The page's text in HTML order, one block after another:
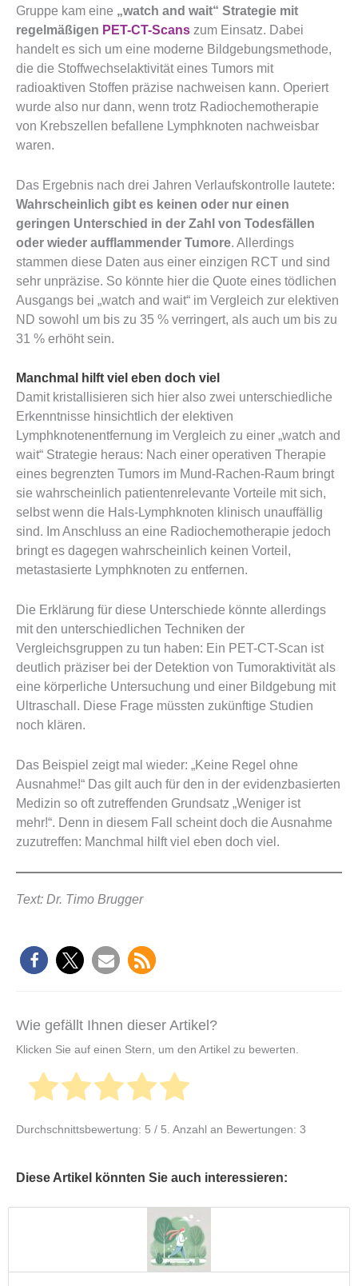
Gruppe kam eine „watch and wait“ Strategie mit
regelmäßigen PET-CT-Scans zum Einsatz. Dabei
handelt es sich um eine moderne Bildgebungsmethode,
die die Stoffwechselaktivität eines Tumors mit
radioaktiven Stoffen präzise nachweisen kann. Operiert
wurde also nur dann, wenn trotz Radiochemotherapie
von Krebszellen befallene Lymphknoten nachweisbar
waren.
Das Ergebnis nach drei Jahren Verlaufskontrolle lautete:
Wahrscheinlich gibt es keinen oder nur einen
geringen Unterschied in der Zahl von Todesfällen
oder wieder aufflammender Tumore. Allerdings
stammen diese Daten aus einer einzigen RCT und sind
sehr unpräzise. So könnte hier die Quote eines tödlichen
Ausgangs bei „watch and wait“ im Vergleich zur elektiven
ND sowohl um bis zu 35 % verringert, als auch um bis zu
31 % erhöht sein.
Manchmal hilft viel eben doch viel
Damit kristallisieren sich hier also zwei unterschiedliche
Erkenntnisse hinsichtlich der elektiven
Lymphknotenentfernung im Vergleich zu einer „watch and
wait“ Strategie heraus: Nach einer operativen Therapie
eines begrenzten Tumors im Mund-Rachen-Raum bringt
sie wahrscheinlich patientenrelevante Vorteile mit sich,
selbst wenn die Hals-Lymphknoten klinisch unauffällig
sind. Im Anschluss an eine Radiochemotherapie jedoch
bringt es dagegen wahrscheinlich keinen Vorteil,
metastasierte Lymphknoten zu entfernen.
Die Erklärung für diese Unterschiede könnte allerdings
mit den unterschiedlichen Techniken der
Vergleichsgruppen zu tun haben: Ein PET-CT-Scan ist
deutlich präziser bei der Detektion von Tumoraktivität als
eine körperliche Untersuchung und einer Bildgebung mit
Ultraschall. Diese Frage müssten zukünftige Studien
noch klären.
Das Beispiel zeigt mal wieder: „Keine Regel ohne
Ausnahme!“ Das gilt auch für den in der evidenzbasierten
Medizin so oft zutreffenden Grundsatz „Weniger ist
mehr!“. Denn in diesem Fall scheint doch die Ausnahme
zuzutreffen: Manchmal hilft viel eben doch viel.
Text: Dr. Timo Brugger
Wie gefällt Ihnen dieser Artikel?
Klicken Sie auf einen Stern, um den Artikel zu bewerten.
Durchschnittsbewertung: 5 / 5. Anzahl an Bewertungen: 3
Diese Artikel könnten Sie auch interessieren: